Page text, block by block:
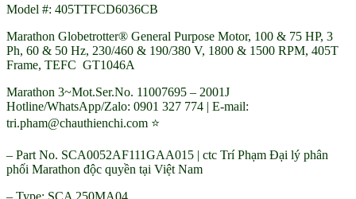
Model #: 405TTFCD6036CB
Marathon Globetrotter® General Purpose Motor, 100 & 75 HP, 3
Ph, 60 & 50 Hz, 230/460 & 190/380 V, 1800 & 1500 RPM, 405T
Frame, TEFC GT1046A
Marathon 3~Mot.Ser.No. 11007695 – 2001J
Hotline/WhatsApp/Zalo: 0901 327 774 | E-mail:
tri.pham@chauthienchi.com ⭐
– Part No. SCA0052AF111GAA015 | ctc Trí Phạm Đại lý phân
phối Marathon độc quyền tại Việt Nam
– Type: SCA 250MA04